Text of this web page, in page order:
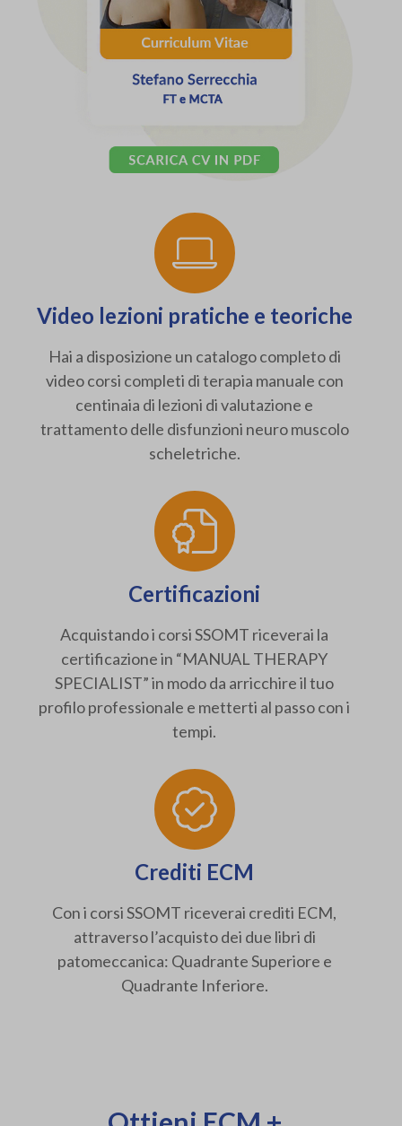
Video lezioni pratiche e teoriche
Hai a disposizione un catalogo completo di
video corsi completi di terapia manuale con
centinaia di lezioni di valutazione e
trattamento delle disfunzioni neuro muscolo
scheletriche.
Certificazioni
Acquistando i corsi SSOMT riceverai la
certificazione in “MANUAL THERAPY
SPECIALIST” in modo da arricchire il tuo
profilo professionale e metterti al passo con i
tempi.
Crediti ECM
Con i corsi SSOMT riceverai crediti ECM,
attraverso l’acquisto dei due libri di
patomeccanica: Quadrante Superiore e
Quadrante Inferiore.